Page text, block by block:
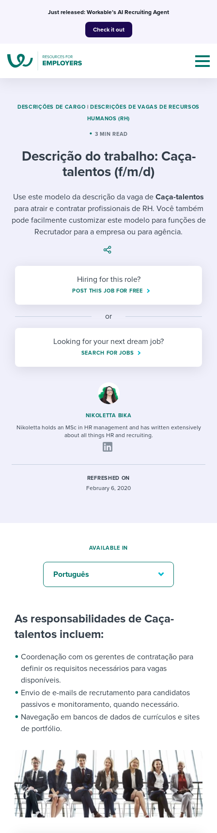
Just released: Workable’s AI Recruiting Agent
Check it out
Topics
Mobilizing AI in my work
Evaluating candidates
Working together with others
Maintaining hiring pipelines
Developing & retaining people
Ensuring compliance
Finding and attracting people
Establishing an employer brand
Candidate/employee experiences
Templates & Guides
I WANT...
Job description templates
Policy templates
Onboarding checklists
Step-by-step tutorials
Free ebooks & reports
HR terms
I’m a jobseeker
I WANT TO LEARN ABOUT...
Pay & benefits
Career development
Modern working life
Overall career resources
Attend webinars & events
Workable customer stories
Explore Workable
Request a demo
Start a free trial
DESCRIÇÕES DE CARGO | DESCRIÇÕES DE VAGAS DE RECURSOS
HUMANOS (RH)
3 MIN READ
Descrição do trabalho: Caça-
talentos (f/m/d)
Use este modelo da descrição da vaga de Caça-talentos
para atrair e contratar profissionais de RH. Você também
pode facilmente customizar este modelo para funções de
Recrutador para a empresa ou para agência.
Hiring for this role?
POST THIS JOB FOR FREE
or
Looking for your next dream job?
SEARCH FOR JOBS
NIKOLETTA BIKA
Nikoletta holds an MSc in HR management and has written extensively
about all things HR and recruiting.
REFRESHED ON
February 6, 2020
As responsabilidades de Caça-
talentos incluem:
Coordenação com os gerentes de contratação para
definir os requisitos necessários para vagas
disponíveis.
Envio de e-mails de recrutamento para candidatos
passivos e monitoramento, quando necessário.
Navegação em bancos de dados de currículos e sites
de portfólio.
AVAILABLE IN
Português